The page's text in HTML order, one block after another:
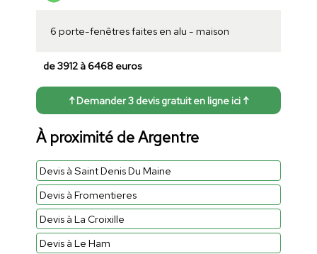
6 porte-fenêtres faites en alu - maison
de 3912 à 6468 euros
↑ Demander 3 devis gratuit en ligne ici ↑
À proximité de Argentre
Devis à Saint Denis Du Maine
Devis à Fromentieres
Devis à La Croixille
Devis à Le Ham